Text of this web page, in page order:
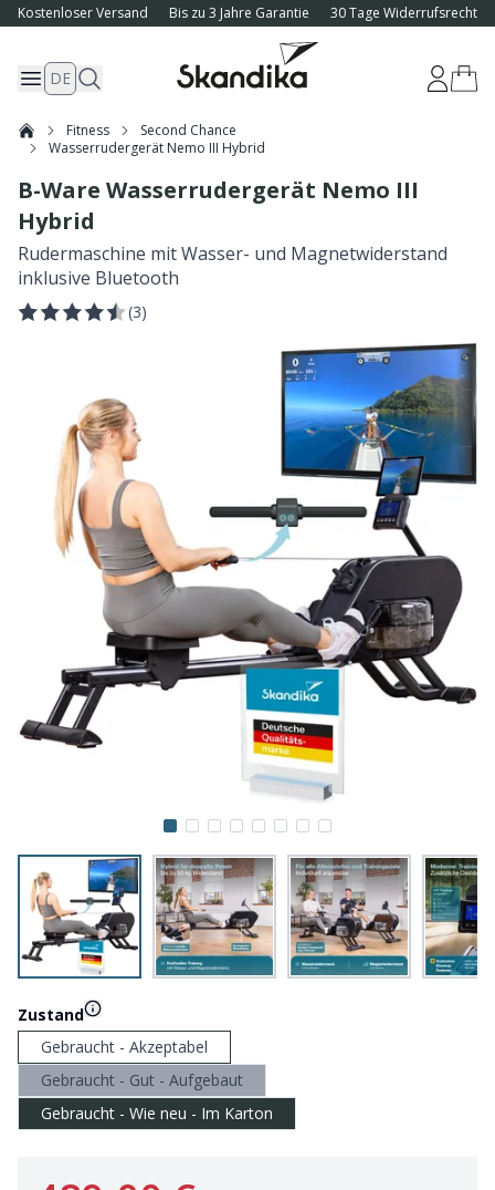
Kostenloser Versand Bis zu 3 Jahre Garantie 30 Tage Widerrufsrecht
DE
Fitness
Second Chance
Wasserrudergerät Nemo III Hybrid
B-Ware Wasserrudergerät Nemo III
Hybrid
Rudermaschine mit Wasser- und Magnetwiderstand
inklusive Bluetooth
(3)
Zustand
Gebraucht - Akzeptabel
Gebraucht - Gut - Aufgebaut
Gebraucht - Wie neu - Im Karton